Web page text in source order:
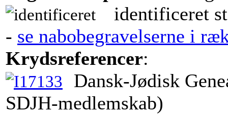
identificeret
- se nabobegravelserne i
Krydsreferencer:
Dansk-Jødisk
SDJH-medlemskab)